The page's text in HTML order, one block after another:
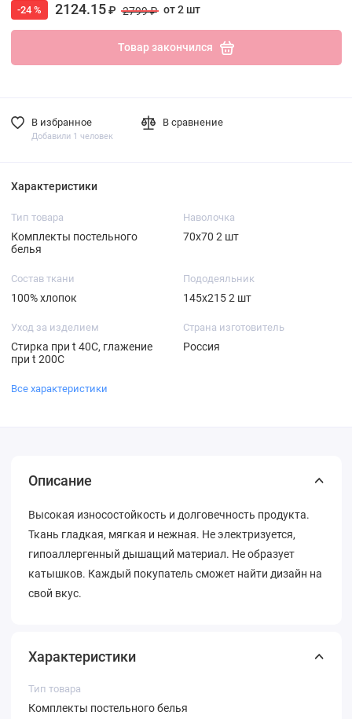
-24 % 2124.15₽ 2799 ₽ от 2 шт
Товар закончился
В избранное
Добавили 1 человек
В сравнение
Характеристики
Тип товара
Комплекты постельного
белья
Наволочка
70х70 2 шт
Состав ткани
100% хлопок
Пододеяльник
145х215 2 шт
Уход за изделием
Стирка при t 40С, глажение
при t 200С
Страна изготовитель
Россия
Все характеристики
Описание
Высокая износостойкость и долговечность продукта.
Ткань гладкая, мягкая и нежная. Не электризуется,
гипоаллергенный дышащий материал. Не образует
катышков. Каждый покупатель сможет найти дизайн на
свой вкус.
Характеристики
Тип товара
Комплекты постельного белья